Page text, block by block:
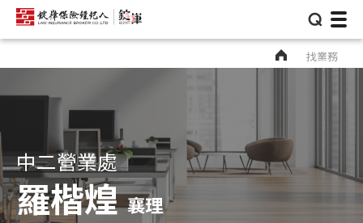
⌕
找業務
中二營業處
羅楷煌 襄理